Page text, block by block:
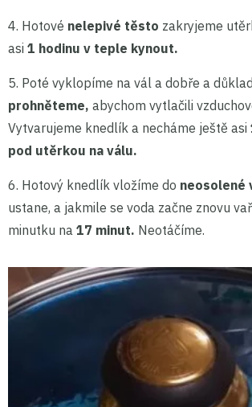
4. Hotové nelepivé těsto zakryjeme
asi 1 hodinu v teple kynout.
5. Poté vyklopíme na vál a dobře a
prohněteme, abychom vytlačili
Vytvarujeme knedlík a necháme ještě asi
pod utěrkou na válu.
6. Hotový knedlík vložíme do neosolené
ustane, a jakmile se voda začne znovu
minutku na 17 minut. Neotáčíme.